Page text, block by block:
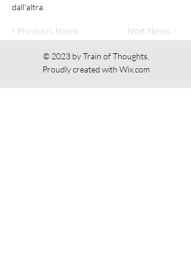
dall’altra.
< Previous News Next News >
© 2023 by Train of Thoughts.
Proudly created with Wix.com